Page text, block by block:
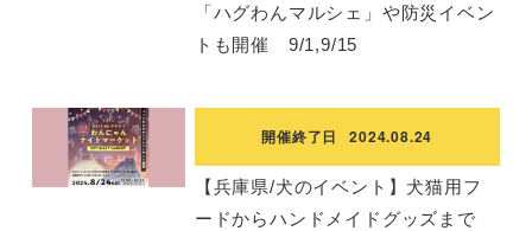
「ハグわんマルシェ」や防災イベン
トも開催 9/1,9/15
開催終了日 2024.08.24
【兵庫県/犬のイベント】犬猫用フ
ードからハンドメイドグッズまで